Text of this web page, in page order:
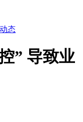
态
” 导致业